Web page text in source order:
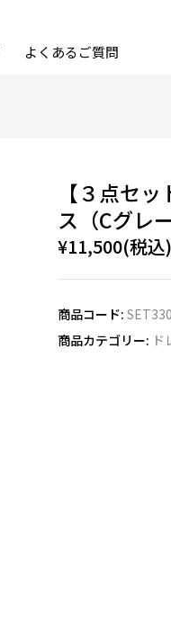
よくあるご質問
【３点セ
ス（Cグレ
¥11,500(税込)
商品コード:
商品カテゴリー: ド